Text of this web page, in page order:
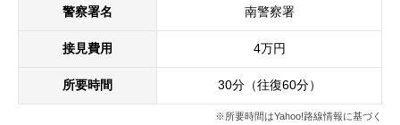
警察署名 南警察署
接見費用 4万円
所要時間 30分（往復60分）
※所要時間はYahoo!路線情報に基づく